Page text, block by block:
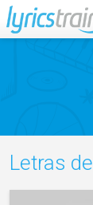
Letras de